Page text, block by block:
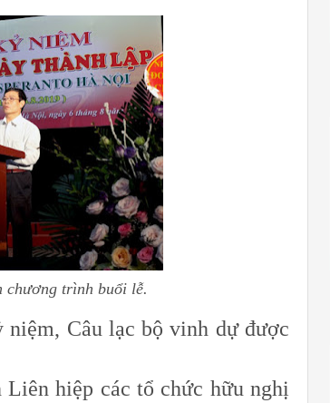
chương trình buổi lễ.
Câu lạc bộ vinh dự được
hiệp các tổ chức hữu nghị